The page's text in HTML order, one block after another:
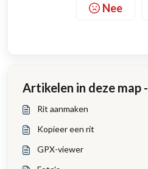
Nee
Artikelen in deze map -
Rit aanmaken
Kopieer een rit
GPX-viewer